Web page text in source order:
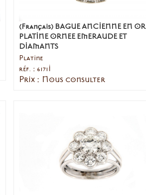
(Français) BAGUE ANCIENNE EN OR
PLATINE ORNEE EMERAUDE ET
DIAMANTS
Platine
réf. : 6171I
Prix : Nous consulter